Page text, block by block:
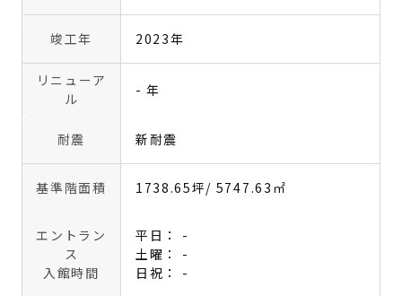
竣工年 2023年
リニューア
ル
- 年
耐震 新耐震
基準階面積 1738.65坪/ 5747.63㎡
エントラン
ス
入館時間
平日： -
土曜： -
日祝： -